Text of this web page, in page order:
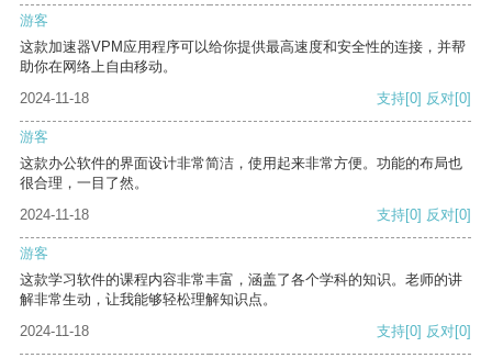
游客
这款加速器VPM应用程序可以给你提供最高速度和安全性的连接，并帮
助你在网络上自由移动。
2024-11-18
支持[0] 反对[0]
游客
这款办公软件的界面设计非常简洁，使用起来非常方便。功能的布局也
很合理，一目了然。
2024-11-18
支持[0] 反对[0]
游客
这款学习软件的课程内容非常丰富，涵盖了各个学科的知识。老师的讲
解非常生动，让我能够轻松理解知识点。
2024-11-18
支持[0] 反对[0]